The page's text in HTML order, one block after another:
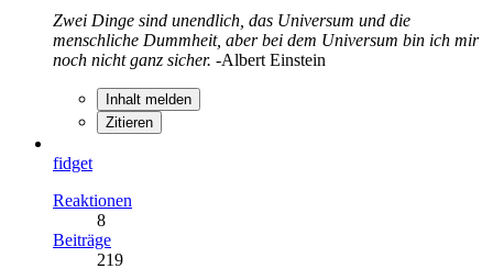
Zwei Dinge sind unendlich, das Universum und die
menschliche Dummheit, aber bei dem Universum bin ich mir
noch nicht ganz sicher. -Albert Einstein
Inhalt melden
Zitieren
fidget
Reaktionen
8
Beiträge
219